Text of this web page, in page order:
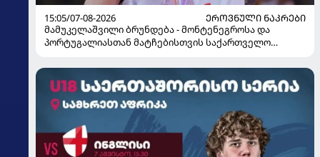
15:05/07-08-2026
ᲔᲠᲝᲕᲜᲣᲚᲘ ᲜᲐᲙᲠᲔᲑᲘ
მამუკელაშვილი ბრუნდება - მონტენეგროსა და
პორტუგალიასთან მატჩებისთვის საქართველო